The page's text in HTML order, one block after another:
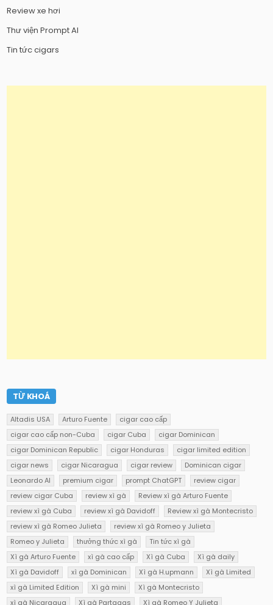
Review xe hơi
Thư viện Prompt AI
Tin tức cigars
TỪ KHOÁ
Altadis USA Arturo Fuente
cigar cao cấp
cigar cao cấp non-Cuba
cigar Cuba
cigar Dominican
cigar Dominican Republic
cigar Honduras
cigar limited edition
cigar news
cigar Nicaragua cigar review
Dominican cigar
Leonardo AI
premium cigar prompt ChatGPT
review cigar
review cigar Cuba
review xì gà
Review xì gà Arturo Fuente
review xì gà Cuba
review xì gà Davidoff
Review xì gà Montecristo
review xì gà Romeo Julieta
review xì gà Romeo y Julieta
Romeo y Julieta
thưởng thức xì gà
Tin tức xì gà
Xì gà Arturo Fuente
xì gà cao cấp Xì gà Cuba
Xì gà daily
Xì gà Davidoff
xì gà Dominican Xì gà H.upmann
Xì gà Limited
xì gà Limited Edition
Xì gà mini
Xì gà Montecristo
xì gà Nicaragua
Xì gà Partagas Xì gà Romeo Y Julieta